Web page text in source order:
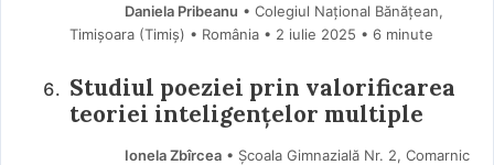
Daniela Pribeanu • Colegiul Național Bănățean,
Timișoara (Timiş) • România
2 iulie 2025 • 6 minute
Studiul poeziei prin valorificarea
teoriei inteligențelor multiple
Ionela Zbîrcea• Școala Gimnazială Nr. 2, Comarnic